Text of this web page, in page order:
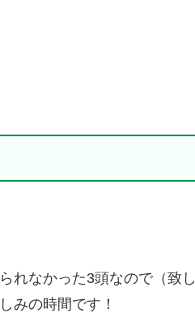
れなかった3頭なので（
みの時間です！